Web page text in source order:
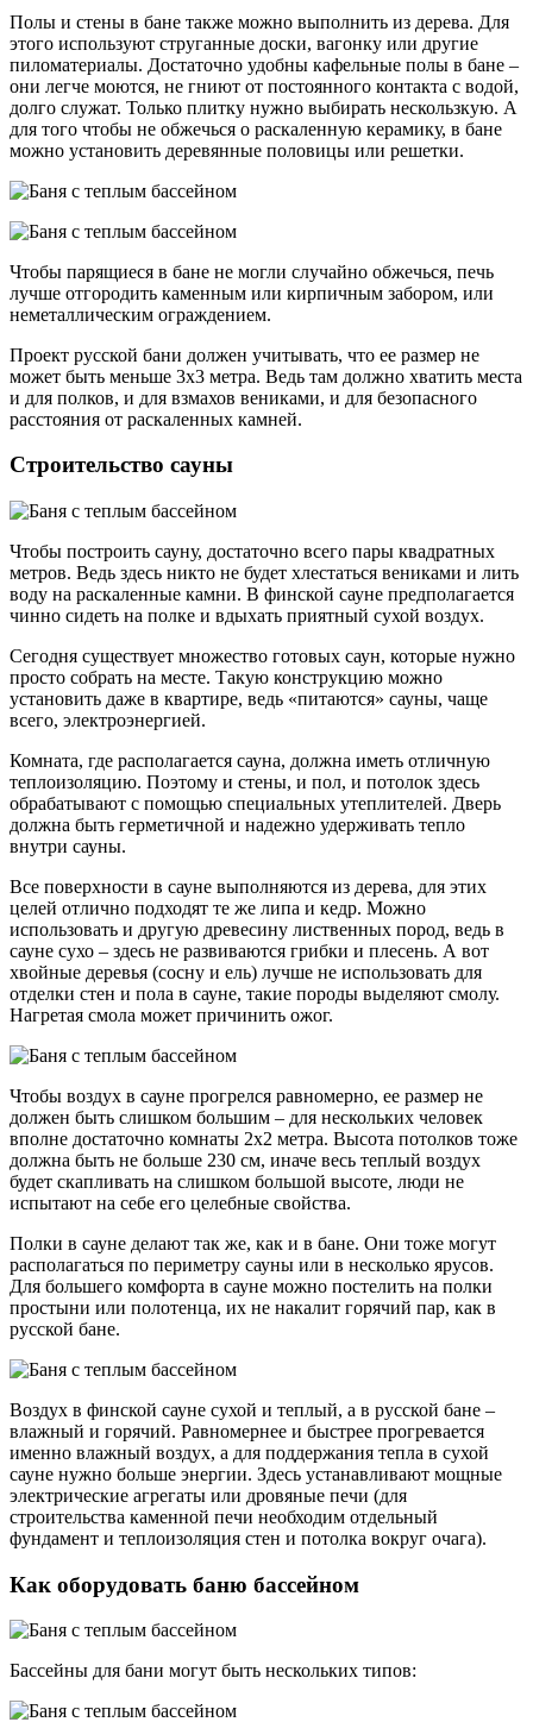
Полы и стены в бане также можно выполнить из дерева. Для
этого используют струганные доски, вагонку или другие
пиломатериалы. Достаточно удобны кафельные полы в бане –
они легче моются, не гниют от постоянного контакта с водой,
долго служат. Только плитку нужно выбирать нескользкую. А
для того чтобы не обжечься о раскаленную керамику, в бане
можно установить деревянные половицы или решетки.
Чтобы парящиеся в бане не могли случайно обжечься, печь
лучше отгородить каменным или кирпичным забором, или
неметаллическим ограждением.
Проект русской бани должен учитывать, что ее размер не
может быть меньше 3х3 метра. Ведь там должно хватить места
и для полков, и для взмахов вениками, и для безопасного
расстояния от раскаленных камней.
Строительство сауны
Чтобы построить сауну, достаточно всего пары квадратных
метров. Ведь здесь никто не будет хлестаться вениками и лить
воду на раскаленные камни. В финской сауне предполагается
чинно сидеть на полке и вдыхать приятный сухой воздух.
Сегодня существует множество готовых саун, которые нужно
просто собрать на месте. Такую конструкцию можно
установить даже в квартире, ведь «питаются» сауны, чаще
всего, электроэнергией.
Комната, где располагается сауна, должна иметь отличную
теплоизоляцию. Поэтому и стены, и пол, и потолок здесь
обрабатывают с помощью специальных утеплителей. Дверь
должна быть герметичной и надежно удерживать тепло
внутри сауны.
Все поверхности в сауне выполняются из дерева, для этих
целей отлично подходят те же липа и кедр. Можно
использовать и другую древесину лиственных пород, ведь в
сауне сухо – здесь не развиваются грибки и плесень. А вот
хвойные деревья (сосну и ель) лучше не использовать для
отделки стен и пола в сауне, такие породы выделяют смолу.
Нагретая смола может причинить ожог.
Чтобы воздух в сауне прогрелся равномерно, ее размер не
должен быть слишком большим – для нескольких человек
вполне достаточно комнаты 2х2 метра. Высота потолков тоже
должна быть не больше 230 см, иначе весь теплый воздух
будет скапливать на слишком большой высоте, люди не
испытают на себе его целебные свойства.
Полки в сауне делают так же, как и в бане. Они тоже могут
располагаться по периметру сауны или в несколько ярусов.
Для большего комфорта в сауне можно постелить на полки
простыни или полотенца, их не накалит горячий пар, как в
русской бане.
Воздух в финской сауне сухой и теплый, а в русской бане –
влажный и горячий. Равномернее и быстрее прогревается
именно влажный воздух, а для поддержания тепла в сухой
сауне нужно больше энергии. Здесь устанавливают мощные
электрические агрегаты или дровяные печи (для
строительства каменной печи необходим отдельный
фундамент и теплоизоляция стен и потолка вокруг очага).
Как оборудовать баню бассейном
Бассейны для бани могут быть нескольких типов: